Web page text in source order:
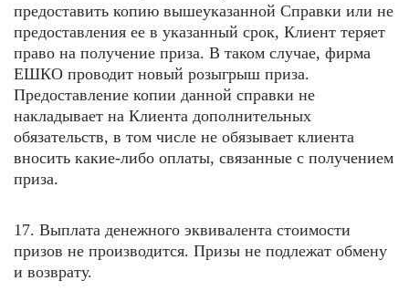
предоставить копию вышеуказанной Справки или не
предоставления ее в указанный срок, Клиент теряет
право на получение приза. В таком случае, фирма
ЕШКО проводит новый розыгрыш приза.
Предоставление копии данной справки не
накладывает на Клиента дополнительных
обязательств, в том числе не обязывает клиента
вносить какие-либо оплаты, связанные с получением
приза.
17. Выплата денежного эквивалента стоимости
призов не производится. Призы не подлежат обмену
и возврату.